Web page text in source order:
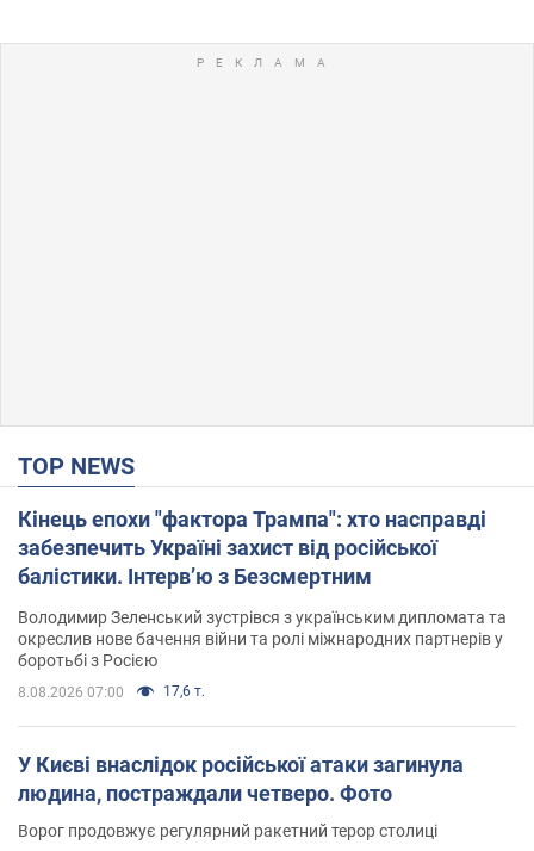
TOP NEWS
Кінець епохи "фактора Трампа": хто насправді
забезпечить Україні захист від російської
балістики. Інтерв’ю з Безсмертним
Володимир Зеленський зустрівся з українським дипломата та
окреслив нове бачення війни та ролі міжнародних партнерів у
боротьбі з Росією
8.08.2026 07:00 17,6 т.
У Києві внаслідок російської атаки загинула
людина, постраждали четверо. Фото
Ворог продовжує регулярний ракетний терор столиці